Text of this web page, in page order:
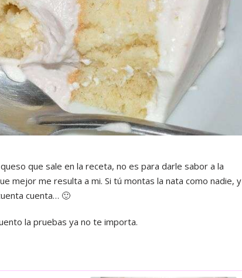
que sale en la receta, no es para darle sabor a la
mejor me resulta a mi. Si tú montas la nata como nadie, y
cuenta… 🙂
la pruebas ya no te importa.